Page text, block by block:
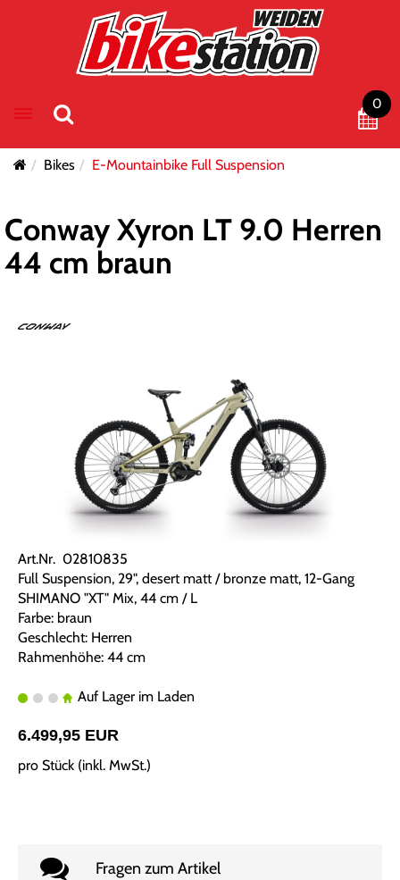
Toggle navigation
0
Bikes E-Mountainbike Full Suspension
Conway Xyron LT 9.0 Herren
44 cm braun
Art.Nr. 02810835
Full Suspension, 29", desert matt / bronze matt, 12-Gang
SHIMANO "XT" Mix, 44 cm / L
Farbe: braun
Geschlecht: Herren
Rahmenhöhe: 44 cm
Auf Lager im Laden
6.499,95 EUR
pro Stück (inkl. MwSt.)
Fragen zum Artikel